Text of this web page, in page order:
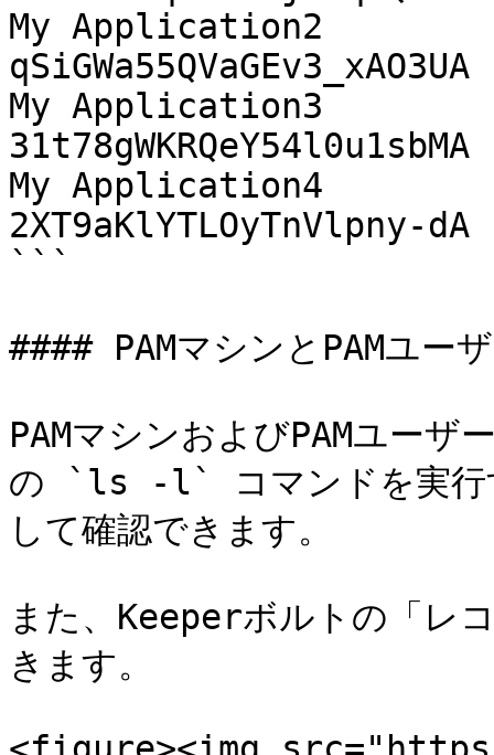
My Application2
My Application3
31t78gWKRQeY54l0u1sbMA
My Application4
2XT9aKlYTLOyTnVlpny-dA
```
#### PAMマシンとPAMユー
PAMマシンおよびPAMユー
の `ls -l` コマンドを実行
して確認できます。
また、Keeperボルトの「レ
きます。